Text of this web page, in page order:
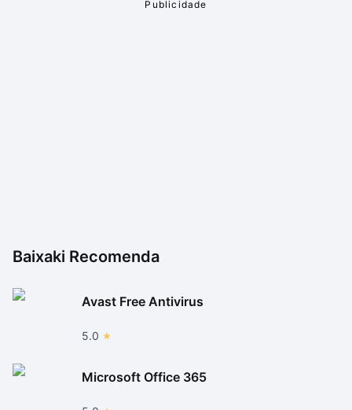
Baixaki Recomenda
Avast Free Antivirus
5.0
Microsoft Office 365